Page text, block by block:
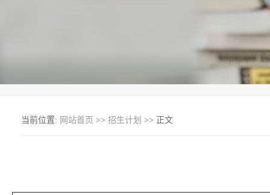
当前位置: 网站首页 >> 招生计划 >> 正文